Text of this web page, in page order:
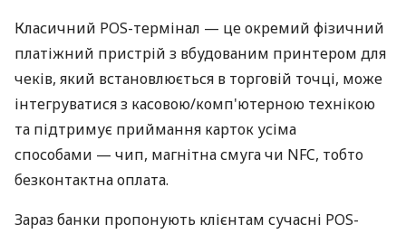
Класичний POS-термінал — це окремий фізичний
платіжний пристрій з вбудованим принтером для
чеків, який встановлюється в торговій точці, може
інтегруватися з касовою/комп'ютерною технікою
та підтримує приймання карток усіма
способами — чип, магнітна смуга чи NFC, тобто
безконтактна оплата.
Зараз банки пропонують клієнтам сучасні POS-